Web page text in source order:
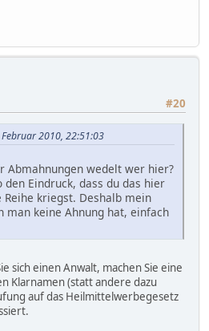
#20
2010, 22:51:03
Abmahnungen wedelt wer hier?
Eindruck, dass du das hier
kriegst. Deshalb mein
man keine Ahnung hat, einfach
sich einen Anwalt, machen Sie eine
Klarnamen (statt andere dazu
auf das Heilmittelwerbegesetz